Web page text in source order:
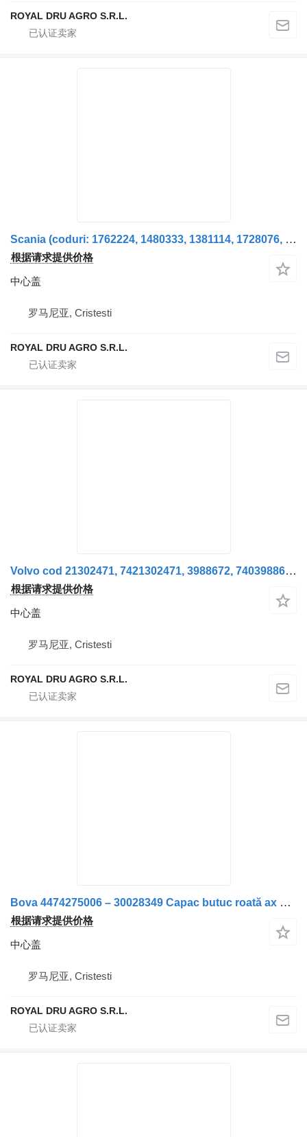
ROYAL DRU AGRO S.R.L.
Scania (coduri: 1762224, 1480333, 1381114, 1728076, 1750065, 1757062) Capac butuc roată axa față (coduri: 1762224, 1480333, 1381114, 1
根据请求提供价格
中心盖
罗马尼亚, Cristesti
ROYAL DRU AGRO S.R.L.
Volvo cod 21302471, 7421302471, 3988672, 7403988672, 21302475 Capac butuc roată axa față , cod 21302471, 7421302471, 3988672
根据请求提供价格
中心盖
罗马尼亚, Cristesti
ROYAL DRU AGRO S.R.L.
Bova 4474275006 – 30028349 Capac butuc roată ax secundar
根据请求提供价格
中心盖
罗马尼亚, Cristesti
ROYAL DRU AGRO S.R.L.